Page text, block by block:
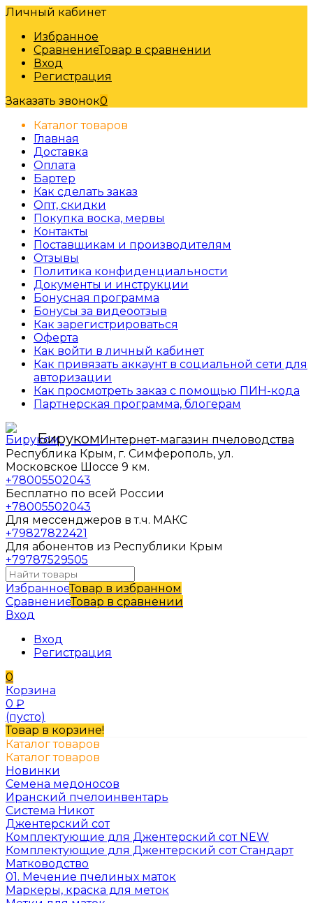
Личный кабинет
Избранное
СравнениеТовар в сравнении
Вход
Регистрация
Заказать звонок0
Каталог товаров
Главная
Доставка
Оплата
Бартер
Как сделать заказ
Опт, скидки
Покупка воска, мервы
Контакты
Поставщикам и производителям
Отзывы
Политика конфиденциальности
Документы и инструкции
Бонусная программа
Бонусы за видеоотзыв
Как зарегистрироваться
Оферта
Как войти в личный кабинет
Как привязать аккаунт в социальной сети для
авторизации
Как просмотреть заказ с помощью ПИН-кода
Партнерская программа, блогерам
БирукомИнтернет-магазин пчеловодства
Республика Крым, г. Симферополь, ул.
Московское Шоссе 9 км.
+78005502043
Бесплатно по всей России
+78005502043
Для мессенджеров в т.ч. МАКС
+79827822421
Для абонентов из Республики Крым
+79787529505
ИзбранноеТовар в избранном
СравнениеТовар в сравнении
Вход
Вход
Регистрация
0
Корзина
0 ₽
(пусто)
Товар в корзине!
Каталог товаров
Каталог товаров
Новинки
Семена медоносов
Иранский пчелоинвентарь
Система Никот
Джентерский сот
Комплектующие для Джентерский сот NEW
Комплектующие для Джентерский сот Стандарт
Матководство
01. Мечение пчелиных маток
Маркеры, краска для меток